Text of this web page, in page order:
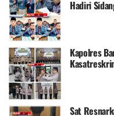
Hadiri
Mahkamah
Kapolres
Sat